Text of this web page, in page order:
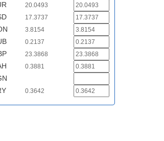
20.0493
17.3737
3.8154
0.2137
23.3868
0.3881
0.3642